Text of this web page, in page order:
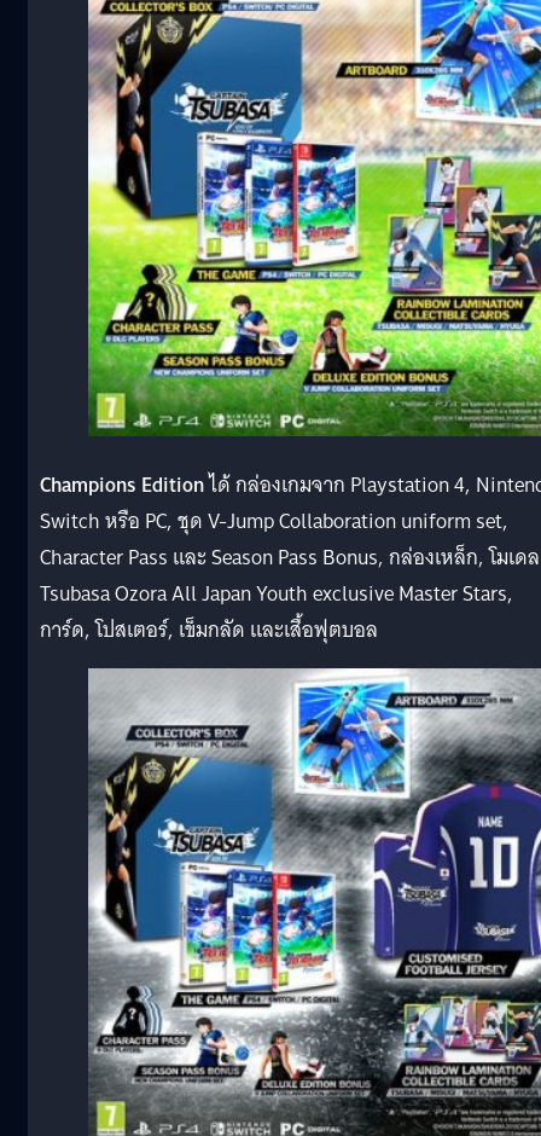
Champions Editionได้ กล่องเกมจาก Playstation 4,
Switch หรือ PC, ชุด V-Jump Collaboration uniform set,
Character Pass และ Season Pass Bonus, กล่องเหล็ก, โมเดล
Tsubasa Ozora All Japan Youth exclusive Master Stars,
การ์ด, โปสเตอร์, เข็มกลัด และเสื้อฟุตบอล